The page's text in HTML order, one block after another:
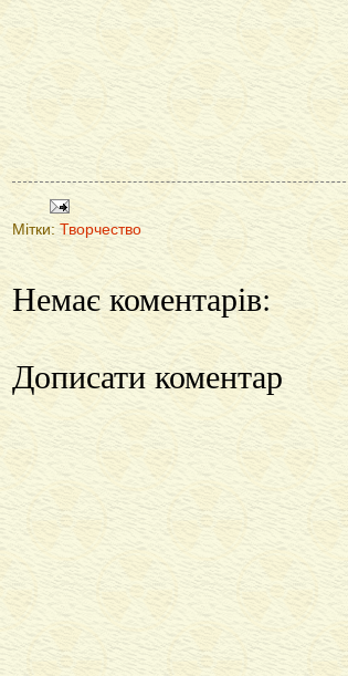
Мітки: Творчество
Немає коментарів:
Дописати коментар